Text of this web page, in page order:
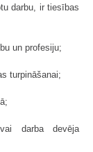
darbu, ir tiesības
un profesiju;
turpināšanai;
darba devēja